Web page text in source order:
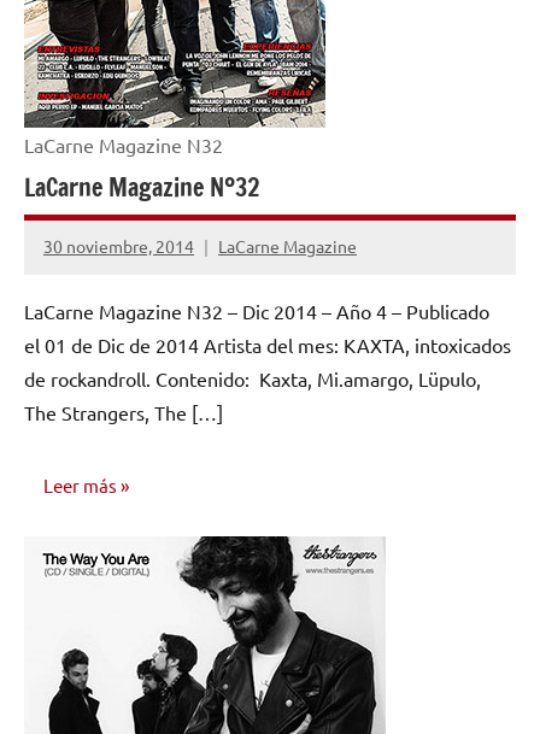
LaCarne Magazine N32
LaCarne Magazine Nº32
30 noviembre, 2014 LaCarne Magazine
No
comentarios
LaCarne Magazine N32 – Dic 2014 – Año 4 – Publicado
el 01 de Dic de 2014 Artista del mes: KAXTA, intoxicados
de rockandroll. Contenido: Kaxta, Mi.amargo, Lüpulo,
The Strangers, The […]
Leer más
NÚMEROS